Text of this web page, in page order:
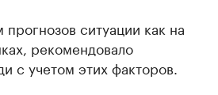
ситуации как на
рекомендовало
с учетом этих факторов.